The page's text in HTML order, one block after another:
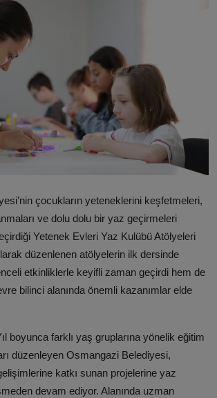
çocukların yeteneklerini keşfetmeleri,
ve dolu dolu bir yaz geçirmeleri
Yetenek Evleri Yaz Kulübü Atölyeleri
düzenlenen atölyelerin ilk dersinde
etkinliklerle keyifli zaman geçirdi hem de
bilinci alanında önemli kazanımlar elde
boyunca farklı yaş gruplarına yönelik eğitim
düzenleyen Osmangazi Belediyesi,
katkı sunan projelerine yaz
devam ediyor. Alanında uzman